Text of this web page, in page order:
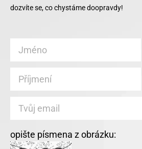
dozvíte se, co chystáme doopravdy!
opište písmena z obrázku: